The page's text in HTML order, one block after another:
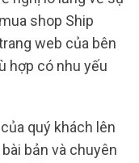
shop Ship
web của bên
hợp có nhu yếu
quý khách lên
bản và chuyên